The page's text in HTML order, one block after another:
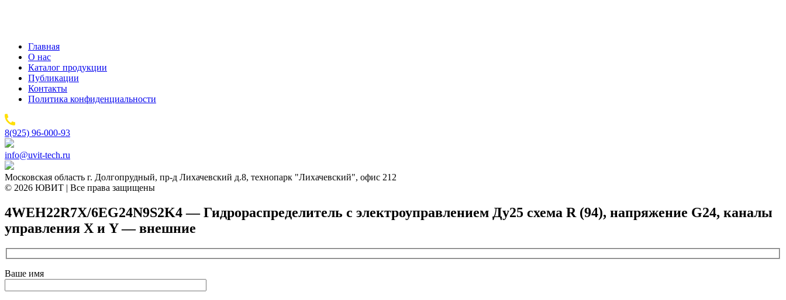
Главная
О нас
Каталог продукции
Публикации
Контакты
Политика конфиденциальности
8(925) 96-000-93
info@uvit-tech.ru
Московская область г. Долгопрудный, пр-д Лихачевский д.8, технопарк "Лихачевский", офис 212
© 2026 ЮВИТ | Все права защищены
4WEH22R7X/6EG24N9S2K4 — Гидрораспределитель с электроуправлением Ду25 схема R (94), напряжение G24, каналы
управления X и Y — внешние
Ваше имя